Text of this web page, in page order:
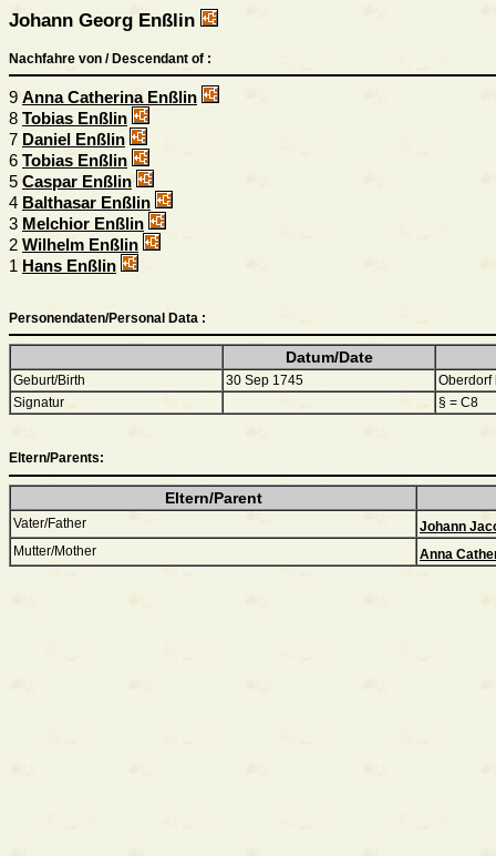
Johann Georg Enßlin
Nachfahre von / Descendant of :
9 Anna Catherina Enßlin
8 Tobias Enßlin
7 Daniel Enßlin
6 Tobias Enßlin
5 Caspar Enßlin
4 Balthasar Enßlin
3 Melchior Enßlin
2 Wilhelm Enßlin
1 Hans Enßlin
Personendaten/Personal Data :
Datum/Date
Geburt/Birth 30 Sep 1745
Oberdorf
Signatur
§ = C8
Eltern/Parents:
Eltern/Parent
Vater/Father
Johann
Mutter/Mother
Anna